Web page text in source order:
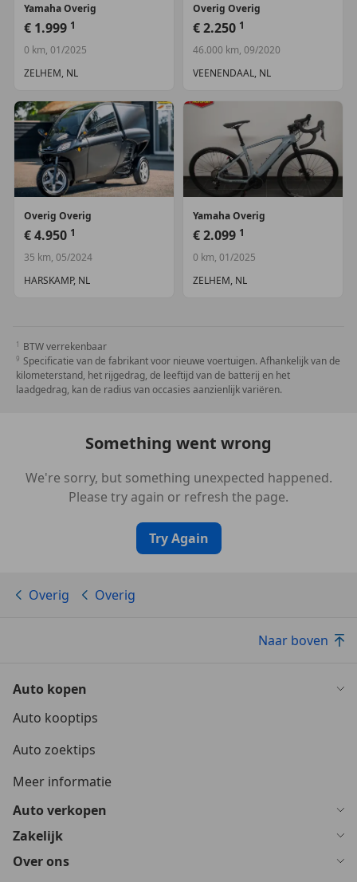
Yamaha Overig
€ 1.999 1
0 km, 01/2025
ZELHEM, NL
Overig Overig
€ 2.250 1
46.000 km, 09/2020
VEENENDAAL, NL
Overig Overig
€ 4.950 1
35 km, 05/2024
HARSKAMP, NL
YamahaOverig
€ 2.099 1
0 km, 01/2025
ZELHEM, NL
BTW verrekenbaar
Specificatie van de fabrikant voor nieuwe voertuigen. Afhankelijk van de
kilometerstand, het rijgedrag, de leeftijd van de batterij en het
laadgedrag, kan de radius van occasies aanzienlijk variëren.
Something went wrong
We're sorry, but something unexpected happened.
Please try again or refresh the page.
Try Again
Overig Overig
Naar boven
Auto kopen
Auto kooptips
Auto zoektips
Meer informatie
Auto verkopen
Zakelijk
Over ons